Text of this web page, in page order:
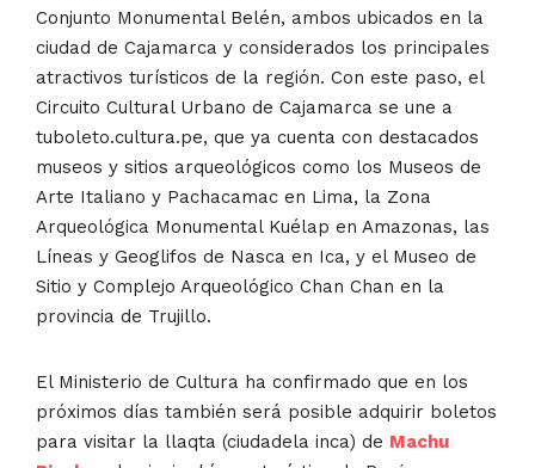
Conjunto Monumental Belén, ambos ubicados en la
ciudad de Cajamarca y considerados los principales
atractivos turísticos de la región. Con este paso, el
Circuito Cultural Urbano de Cajamarca se une a
tuboleto.cultura.pe, que ya cuenta con destacados
museos y sitios arqueológicos como los Museos de
Arte Italiano y Pachacamac en Lima, la Zona
Arqueológica Monumental Kuélap en Amazonas, las
Líneas y Geoglifos de Nasca en Ica, y el Museo de
Sitio y Complejo Arqueológico Chan Chan en la
provincia de Trujillo.
El Ministerio de Cultura ha confirmado que en los
próximos días también será posible adquirir boletos
para visitar la llaqta (ciudadela inca) de Machu